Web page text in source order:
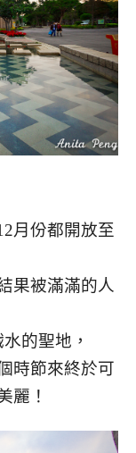
月份都開放至
果被滿滿的人
的聖地，
時節來終於可
麗！